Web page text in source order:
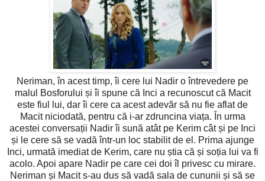
Neriman, în acest timp, îi cere lui Nadir o întrevedere pe
malul Bosforului și îi spune că Inci a recunoscut că Macit
este fiul lui, dar îi cere ca acest adevăr să nu fie aflat de
Macit niciodată, pentru că i-ar zdruncina viața. În urma
acestei conversații Nadir îi sună atât pe Kerim cât și pe Inci
și le cere să se vadă într-un loc stabilit de el. Prima ajunge
Inci, urmată imediat de Kerim, care nu știa că și soția lui va fi
acolo. Apoi apare Nadir pe care cei doi îl privesc cu mirare.
Neriman și Macit s-au dus să vadă sala de cununii și să se